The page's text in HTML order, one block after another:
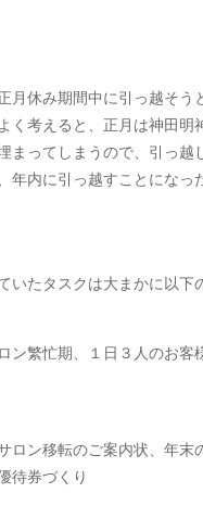
月休み期間中に引っ越そう
く考えると、正月は神田明
まってしまうので、引っ越
内に引っ越すことになっ
いたタスクは大まかに以下
ン繁忙期、１日３人のお客
ロン移転のご案内状、年末
待券づくり